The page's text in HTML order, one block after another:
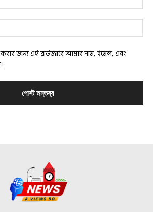
জন্য এই ব্রাউজারে আমার নাম, ইমেল, এবং